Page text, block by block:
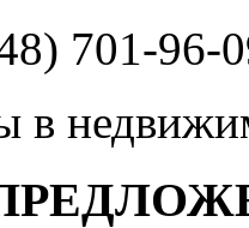
701-96-
в